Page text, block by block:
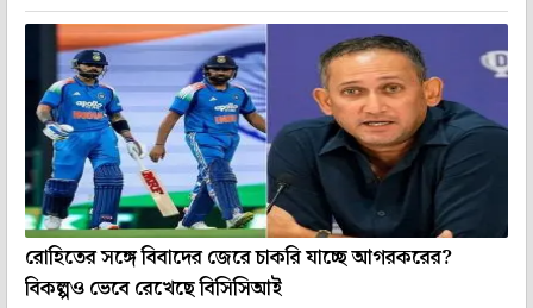
রোহিতের সঙ্গে বিবাদের জেরে চাকরি যাচ্ছে আগরকরের?
বিকল্পও ভেবে রেখেছে বিসিসিআই